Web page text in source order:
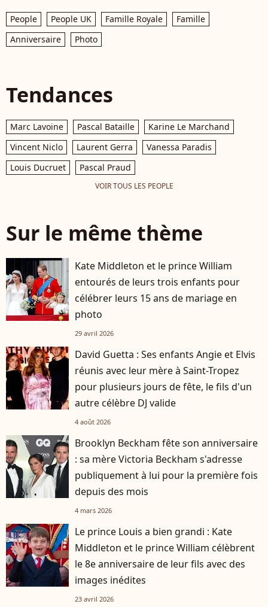
People People UK Famille Royale
Famille
Anniversaire
Photo
Tendances
Marc Lavoine Pascal Bataille
Karine Le Marchand
Vincent Niclo
Laurent Gerra
Vanessa Paradis
Louis Ducruet
Pascal Praud
VOIR TOUS LES PEOPLE
Sur le même thème
Kate Middleton et le prince William
entourés de leurs trois enfants pour
célébrer leurs 15 ans de mariage en
photo
29 avril 2026
David Guetta : Ses enfants Angie et Elvis
réunis avec leur mère à Saint-Tropez
pour plusieurs jours de fête, le fils d'un
autre célèbre DJ valide
4 août 2026
Brooklyn Beckham fête son anniversaire
: sa mère Victoria Beckham s'adresse
publiquement à lui pour la première fois
depuis des mois
4 mars 2026
Le prince Louis a bien grandi : Kate
Middleton et le prince William célèbrent
le 8e anniversaire de leur fils avec des
images inédites
23 avril 2026